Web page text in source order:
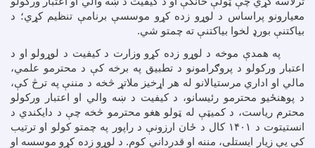
معیارونو پراساس د لوړو زده کړو موسسې برنامې تنظیم کړي؛ د
بیاکتنې بورډ لخوا بیاکتنې ته چمتو شي.
په همدې موخه د لوړو زده کړو وزارت د کیفیت د لوړولو او د
اعتبار ورکولو د پروګرامونو د تطبیق په برخه کې د محترمو علمي،
مالي او اداري مرستیالانو له هر اړخیز ملاتړ څخه د مننې په ترڅ کې،
د پوهنځیو محترمو رئیسانو، د کیفیت د ښه والي او اعتبار ورکولو
محترم ریاست، د کمیټې له ټولو هغو محترمو څخه چې د دایکندي د
انستیتوت د
۱۴۰۱ کال د ځان ارزونې د راپور په چمتو کولو او ترتیب
کې یې زیار ایستلی، مننه او قدرداني کوم. د لوړو زده کړو موسسه او